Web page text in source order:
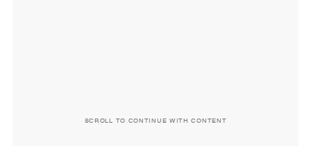
SCROLL TO CONTINUE WITH CONTENT